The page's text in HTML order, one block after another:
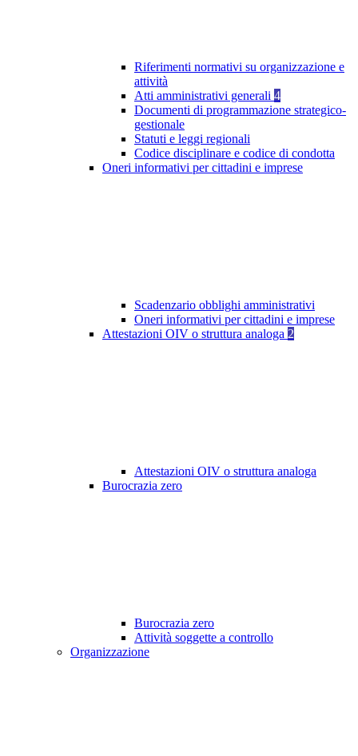
Riferimenti normativi su organizzazione e
attività
Atti amministrativi generali 4
Documenti di programmazione strategico-
gestionale
Statuti e leggi regionali
Codice disciplinare e codice di condotta
Oneri informativi per cittadini e imprese
Scadenzario obblighi amministrativi
Oneri informativi per cittadini e imprese
Attestazioni OIV o struttura analoga 2
Attestazioni OIV o struttura analoga
Burocrazia zero
Burocrazia zero
Attività soggette a controllo
Organizzazione